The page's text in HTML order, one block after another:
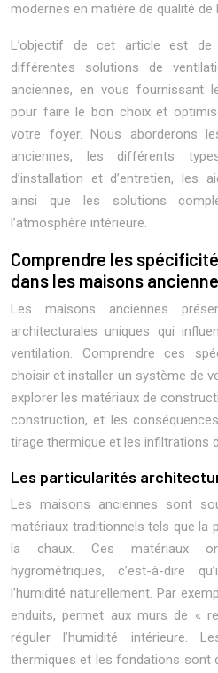
modernes en matière de qualité de
L’objectif de cet article est
différentes solutions de
anciennes, en vous fournissant
pour faire le bon choix et
votre foyer. Nous aborderons
anciennes, les différents
d’installation et d’entretien, les
ainsi que les solutions
l’atmosphère intérieure.
Comprendre les
dans les maisons
Les maisons anciennes
architecturales uniques qui
ventilation. Comprendre ces
choisir et installer un système de
explorer les matériaux de
construction, et les
tirage thermique et les infiltrations
Les particularités
Les maisons anciennes sont
matériaux traditionnels tels que la
la chaux. Ces matériaux
hygrométriques, c’est-à-dire
l’humidité naturellement. Par
enduits, permet aux murs de «
réguler l’humidité intérieure.
thermiques et les fondations sont